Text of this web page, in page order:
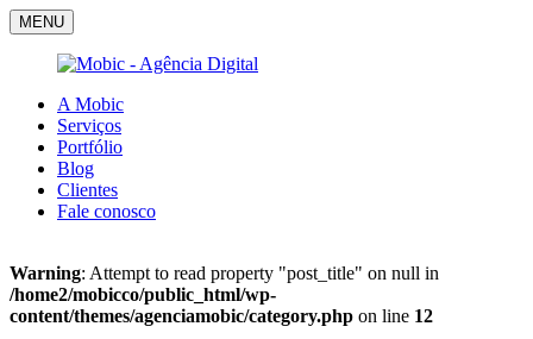
MENU
A Mobic
Serviços
Portfólio
Blog
Clientes
Fale conosco
Warning: Attempt to read property "post_title" on null in
/home2/mobicco/public_html/wp-
content/themes/agenciamobic/category.php on line 12